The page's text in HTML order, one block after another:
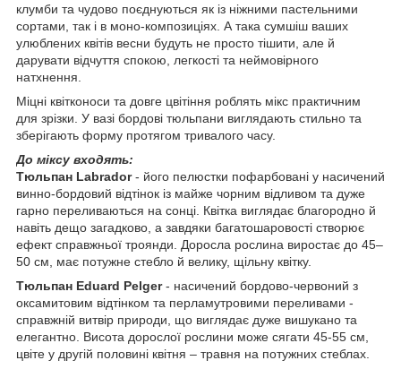
клумби та чудово поєднуються як із ніжними пастельними
сортами, так і в моно-композиціях. А така сумшіш ваших
улюблених квітів весни будуть не просто тішити, але й
дарувати відчуття спокою, легкості та неймовірного
натхнення.
Міцні квітконоси та довге цвітіння роблять мікс практичним
для зрізки. У вазі бордові тюльпани виглядають стильно та
зберігають форму протягом тривалого часу.
До міксу входять:
Тюльпан Labrador- його пелюстки пофарбовані у насичений
винно-бордовий відтінок із майже чорним відливом та дуже
гарно переливаються на сонці. Квітка виглядає благородно й
навіть дещо загадково, а завдяки багатошаровості створює
ефект справжньої троянди. Доросла рослина виростає до 45–
50 см, має потужне стебло й велику, щільну квітку.
Тюльпан Eduard Pelger- насичений бордово-червоний з
оксамитовим відтінком та перламутровими переливами -
справжній витвір природи, що виглядає дуже вишукано та
елегантно. Висота дорослої рослини може сягати 45-55 см,
цвіте у другій половині квітня – травня на потужних стеблах.